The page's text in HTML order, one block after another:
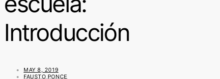
Introducción
MAY 8, 2019
FAUSTO PONCE